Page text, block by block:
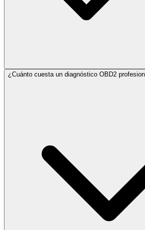
¿Cuánto cuesta un diagnóstico OBD2